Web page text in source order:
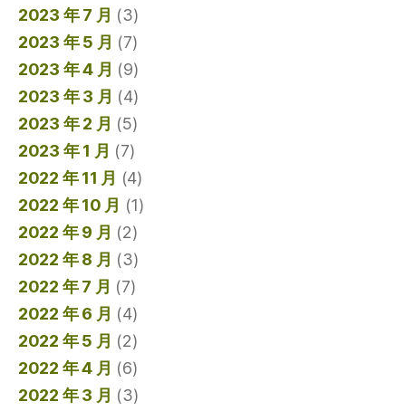
2023 年 7 月 (3)
2023 年 5 月 (7)
2023 年 4 月 (9)
2023 年 3 月 (4)
2023 年 2 月 (5)
2023 年 1 月 (7)
2022 年 11 月 (4)
2022 年 10 月 (1)
2022 年 9 月 (2)
2022 年 8 月 (3)
2022 年 7 月 (7)
2022 年 6 月 (4)
2022 年 5 月 (2)
2022 年 4 月 (6)
2022 年 3 月 (3)